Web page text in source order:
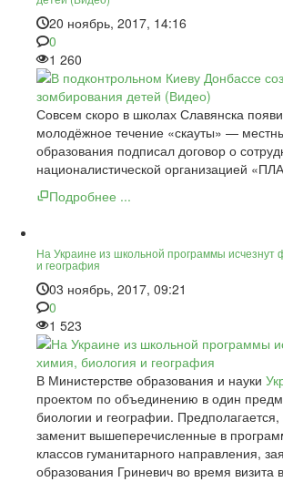
20 ноябрь, 2017, 14:16
0
1 260
Совсем скоро в школах Славянска
молодёжное течение «скауты» —
образования подписал договор о
националистической организацией
Подробнее ...
На Украине из школьной программы исчезнут
и география
03 ноябрь, 2017, 09:21
0
1 523
В Министерстве образования и науки
проектом по объединению в один
биологии и географии.
заменит вышеперечисленные в
классов гуманитарного направления,
образования Гриневич во время визита